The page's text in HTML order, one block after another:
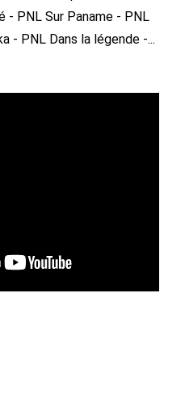
- PNL Sur Paname - PNL
- PNL Dans la légende -...